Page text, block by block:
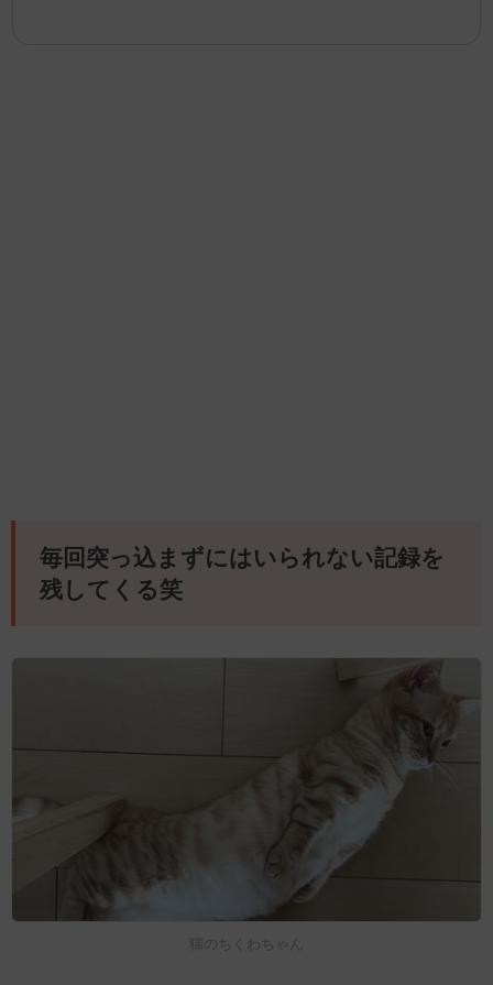
毎回突っ込まずにはいられない記録を
残してくる笑
猫のちくわちゃん